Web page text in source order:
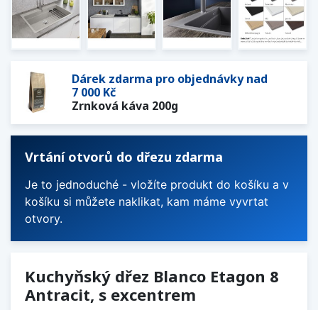
Dárek zdarma pro objednávky nad
7 000 Kč
Zrnková káva 200g
Vrtání otvorů do dřezu zdarma
Je to jednoduché - vložíte produkt do košíku a v
košíku si můžete naklikat, kam máme vyvrtat
otvory.
Kuchyňský dřez Blanco Etagon 8
Antracit, s excentrem